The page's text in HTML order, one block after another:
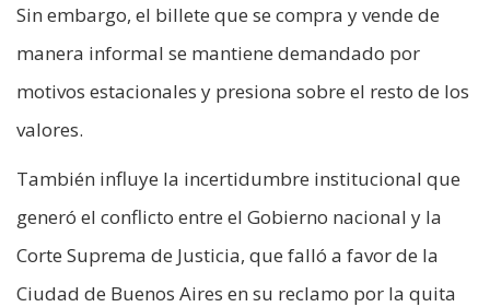
Sin embargo, el billete que se compra y vende de
manera informal se mantiene demandado por
motivos estacionales y presiona sobre el resto de los
valores.
También influye la incertidumbre institucional que
generó el conflicto entre el Gobierno nacional y la
Corte Suprema de Justicia, que falló a favor de la
Ciudad de Buenos Aires en su reclamo por la quita